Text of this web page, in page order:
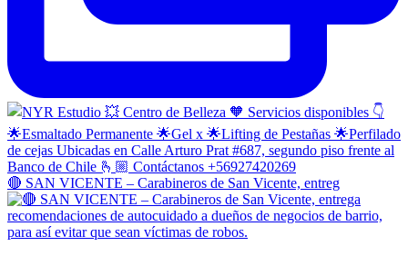
🔴 SAN VICENTE – Carabineros de San Vicente, entreg